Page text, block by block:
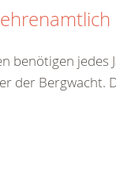
benötigen
der Bergwacht.